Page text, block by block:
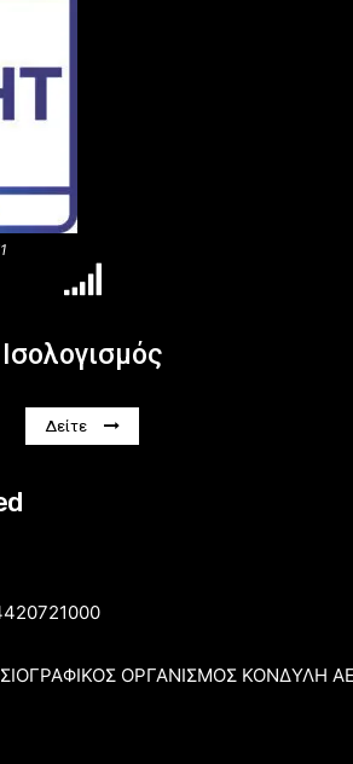
Ισολογισμός
Δείτε
ΟΡΓΑΝΙΣΜΟΣ ΚΟΝΔΥΛΗ